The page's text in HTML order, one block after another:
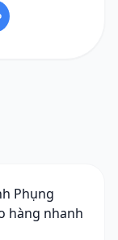
Phụng
hàng nhanh